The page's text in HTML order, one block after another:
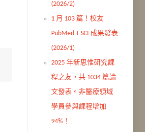
(2026/2)
1 月 103 篇！校友
PubMed + SCI 成果發表
(2026/1)
2025 年新思惟研究課
程之友，共 1034 篇論
文發表。非醫療領域
學員參與課程增加
94%！